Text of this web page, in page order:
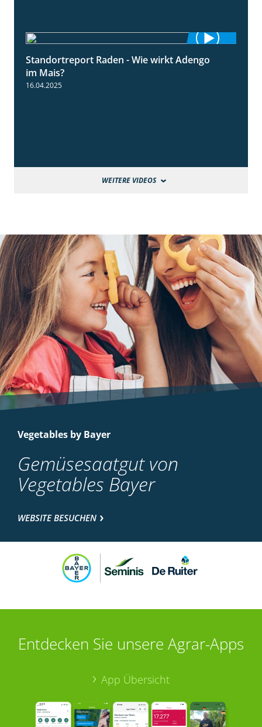
5:53
Standortreport Raden - Wie wirkt Adengo
im Mais?
16.04.2025
WEITERE VIDEOS
Vegetables by Bayer
Gemüsesaatgut von
Vegetables Bayer
WEBSITE BESUCHEN
Entdecken Sie unsere Agrar-Apps
App Übersicht